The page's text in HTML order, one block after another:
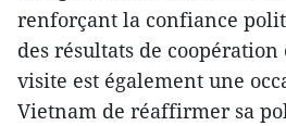
renforçant la confiance
des résultats de coopération
visite est également une
Vietnam de réaffirmer sa